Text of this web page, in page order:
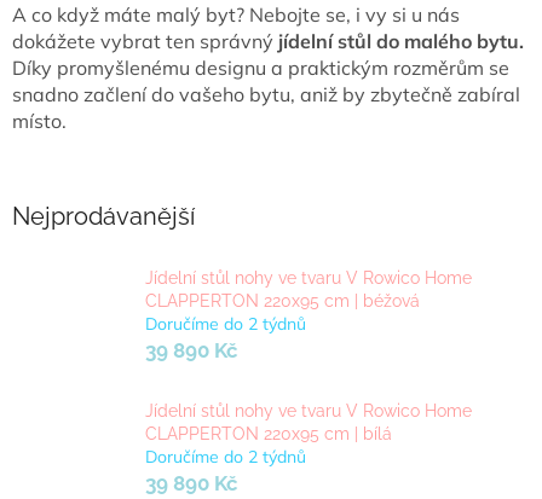
A co když máte malý byt? Nebojte se, i vy si u nás
dokážete vybrat ten správný jídelní stůl do malého bytu.
Díky promyšlenému designu a praktickým rozměrům se
snadno začlení do vašeho bytu, aniž by zbytečně zabíral
místo.
Nejprodávanější
Jídelní stůl nohy ve tvaru V Rowico Home
CLAPPERTON 220x95 cm | béžová
Doručíme do 2 týdnů
39 890 Kč
Jídelní stůl nohy ve tvaru V Rowico Home
CLAPPERTON 220x95 cm | bílá
Doručíme do 2 týdnů
39 890 Kč